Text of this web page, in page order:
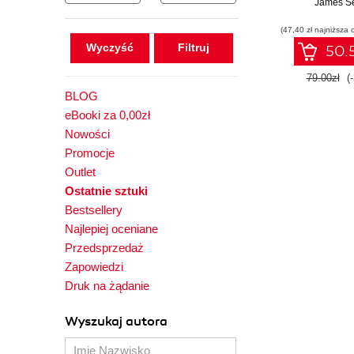
Wyczyść
BLOG
eBooki za 0,00zł
Nowości
Promocje
Outlet
Ostatnie sztuki
Bestsellery
Najlepiej oceniane
Przedsprzedaż
Zapowiedzi
Druk na żądanie
Wyszukaj autora
danych,James
(47,40 zł najniższa
79.00zł